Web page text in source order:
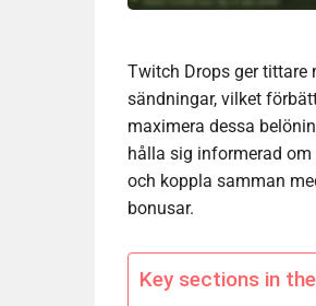
Twitch Drops ger tittare
sändningar, vilket
maximera dessa
hålla sig informerad
och koppla samman
bonusar.
Key sections in